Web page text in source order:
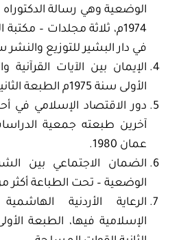
1974م، ثلاثة مجلدات –
في دار البشير للتوزيع والنشر سنة
الإيمان بين الآيات القرآنية
الأولى سنة 1975م الطبعة الثانية قيد الطباعة.
دور الاقتصاد الإسلامي
آخرين طبعته جمعية
عمان 1980.
الضمان الاجتماعي بين
الوضعية – تحت الطباعة أكثر من (300)
الرعاية الأردنية
الإسلامية فيها، الطبعة